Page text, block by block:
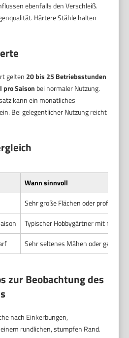
ebenfalls den Verschleiß.
Härtere Stähle halten
gelten 20 bis 25 Betriebsstunden
Saison bei normaler Nutzung.
kann ein monatliches
Bei gelegentlicher Nutzung reicht
Wann sinnvoll
Sehr große Flächen oder
Typischer Hobbygärtner mit
Sehr seltenes Mähen oder
zur Beobachtung des
nach Einkerbungen,
rundlichen, stumpfen Rand.